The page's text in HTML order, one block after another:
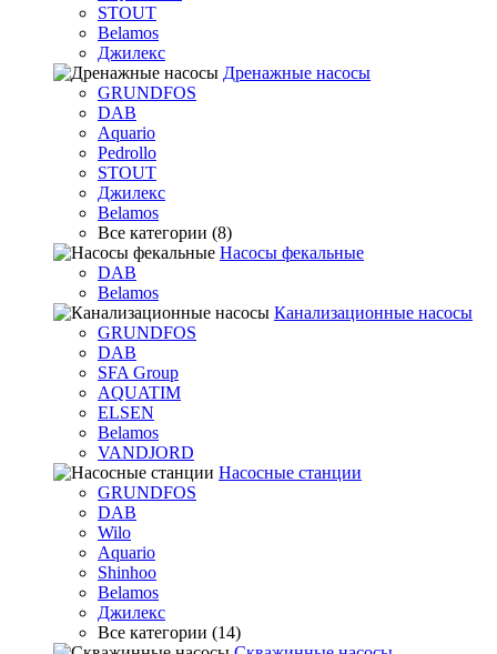
STOUT
Belamos
Джилекс
Дренажные насосы
GRUNDFOS
DAB
Aquario
Pedrollo
STOUT
Джилекс
Belamos
Все категории (8)
Насосы фекальные
DAB
Belamos
Канализационные насосы
GRUNDFOS
DAB
SFA Group
AQUATIM
ELSEN
Belamos
VANDJORD
Насосные станции
GRUNDFOS
DAB
Wilo
Aquario
Shinhoo
Belamos
Джилекс
Все категории (14)